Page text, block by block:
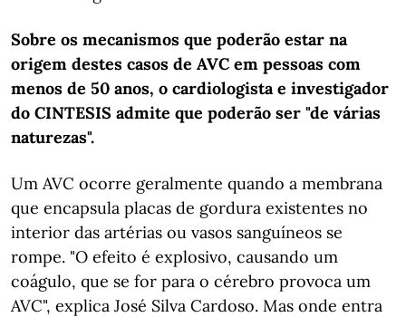
Sobre os mecanismos que poderão estar na
origem destes casos de AVC em pessoas com
menos de 50 anos, o cardiologista e investigador
do CINTESIS admite que poderão ser "de várias
naturezas".
Um AVC ocorre geralmente quando a membrana
que encapsula placas de gordura existentes no
interior das artérias ou vasos sanguíneos se
rompe. "O efeito é explosivo, causando um
coágulo, que se for para o cérebro provoca um
AVC", explica José Silva Cardoso. Mas onde entra